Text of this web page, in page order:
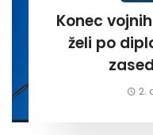
Konec
želi po
2.